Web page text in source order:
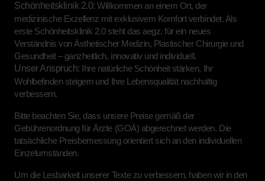
Schönheitsklinik 2.0: Willkommen an einem Ort, der
medizinische Exzellenz mit exklusivem Komfort verbindet. Als
erste Schönheitsklinik 2.0 steht das aegz. für ein neues
Verständnis von Ästhetischer Medizin, Plastischer Chirurgie und
Gesundheit – ganzheitlich, innovativ und individuell.
Unser Anspruch: Ihre natürliche Schönheit stärken, Ihr
Wohlbefinden steigern und Ihre Lebensqualität nachhaltig
verbessern.
Bitte beachten Sie, dass unsere Preise gemäß der
Gebührenordnung für Ärzte (GOÄ) abgerechnet werden. Die
tatsächliche Preisbemessung orientiert sich an den individuellen
Einzelumständen.
Um die Lesbarkeit unserer Texte zu verbessern, haben wir in den